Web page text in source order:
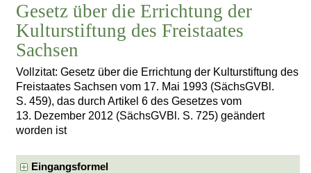
Gesetz über die Errichtung der
Kulturstiftung des Freistaates
Sachsen
Vollzitat: Gesetz über die Errichtung der Kulturstiftung des
Freistaates Sachsen vom 17. Mai 1993 (SächsGVBl.
S. 459), das durch Artikel 6 des Gesetzes vom
13. Dezember 2012 (SächsGVBl. S. 725) geändert
worden ist
Eingangsformel